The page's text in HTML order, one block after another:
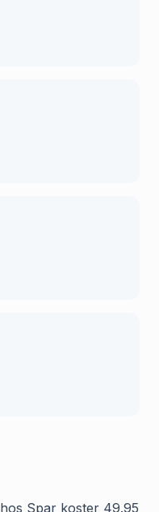
Spar koster 49.95